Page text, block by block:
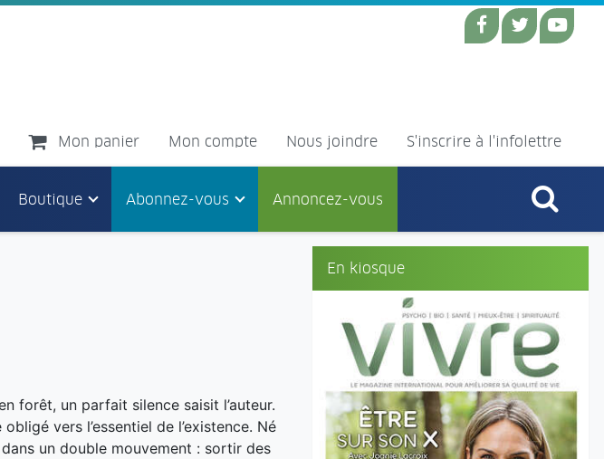
Mon panier Mon compte Nous joindre S'inscrire à l'infolettre
Boutique Abonnez-vous Annoncez-vous
En kiosque
forêt, un parfait silence saisit l’auteur.
vers l’essentiel de l’existence. Né
un double mouvement : sortir des